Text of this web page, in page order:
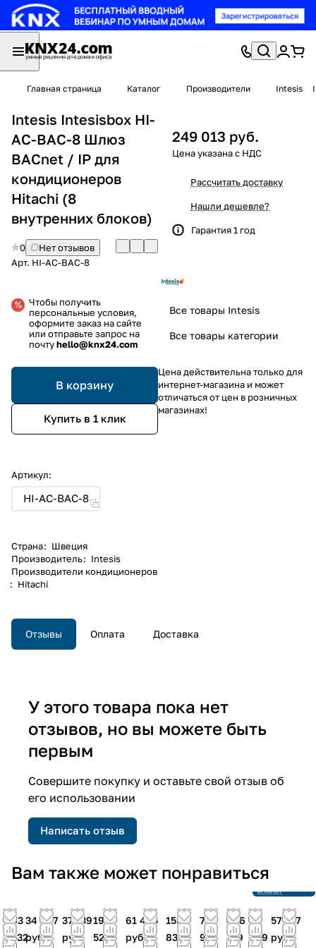
Главная страница Каталог Производители Intesis
Intesis Intesisbox HI-
AC-BAC-8 Шлюз
BACnet / IP для
кондиционеров
Hitachi (8
внутренних блоков)
0
Нет отзывов
Арт. HI-AC-BAC-8
Чтобы получить
персональные условия,
оформите заказ на сайте
или отправьте запрос на
почтуhello@knx24.com
В корзину
Купить в 1 клик
Артикул:
HI-AC-BAC-8
Страна: Швеция
Производитель: Intesis
Производители кондиционеров
: Hitachi
249 013 руб.
Рассчитать доставку
Нашли дешевле?
Гарантия 1 год
Все товары Intesis
Все товары категории
Цена действительна только для
интернет-магазина и может
отличаться от цен в розничных
магазинах!
Отзывы Оплата Доставка
У этого товара пока нет
отзывов, но вы можете быть
первым
Совершите покупку и оставьте свой отзыв об
его использовании
Написать отзыв
Вам также может понравиться
63
532
34 047
руб.
37 139
руб.
198
522
61 445
руб.
155
834
77
928
466
729
производства
Ссылка на
50
909
57 147
руб.